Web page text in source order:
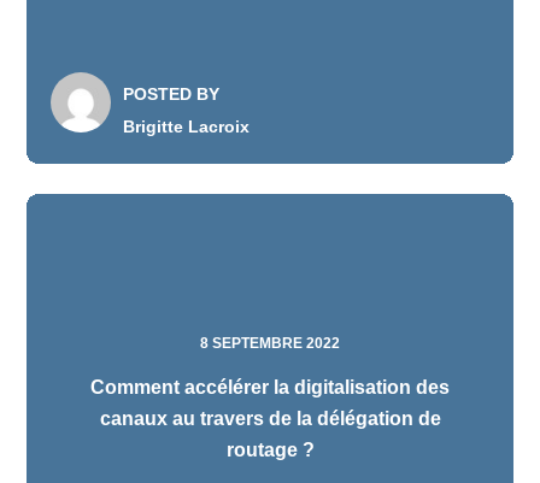
POSTED BY
Brigitte Lacroix
8 SEPTEMBRE 2022
Comment accélérer la digitalisation des
canaux au travers de la délégation de
routage ?